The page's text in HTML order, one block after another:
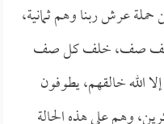
حملة عرش ربنا وهم ثمانية،
ألف صف، خلف كل صف
خالقهم، يطوفون